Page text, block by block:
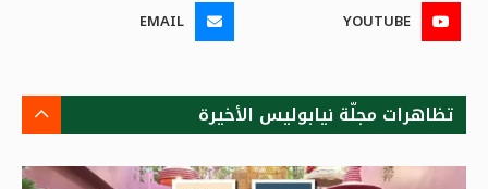
YOUTUBE
EMAIL
تظاهرات مجلّة نيابوليس الأخيرة